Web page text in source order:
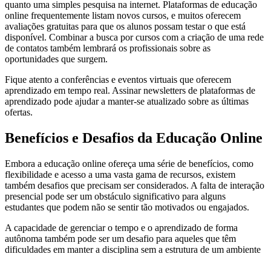
quanto uma simples pesquisa na internet. Plataformas de educação
online frequentemente listam novos cursos, e muitos oferecem
avaliações gratuitas para que os alunos possam testar o que está
disponível. Combinar a busca por cursos com a criação de uma rede
de contatos também lembrará os profissionais sobre as
oportunidades que surgem.
Fique atento a conferências e eventos virtuais que oferecem
aprendizado em tempo real. Assinar newsletters de plataformas de
aprendizado pode ajudar a manter-se atualizado sobre as últimas
ofertas.
Benefícios e Desafios da Educação Online
Embora a educação online ofereça uma série de benefícios, como
flexibilidade e acesso a uma vasta gama de recursos, existem
também desafios que precisam ser considerados. A falta de interação
presencial pode ser um obstáculo significativo para alguns
estudantes que podem não se sentir tão motivados ou engajados.
A capacidade de gerenciar o tempo e o aprendizado de forma
autônoma também pode ser um desafio para aqueles que têm
dificuldades em manter a disciplina sem a estrutura de um ambiente